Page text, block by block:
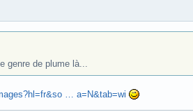
genre de plume là...
… a=N&tab=wi